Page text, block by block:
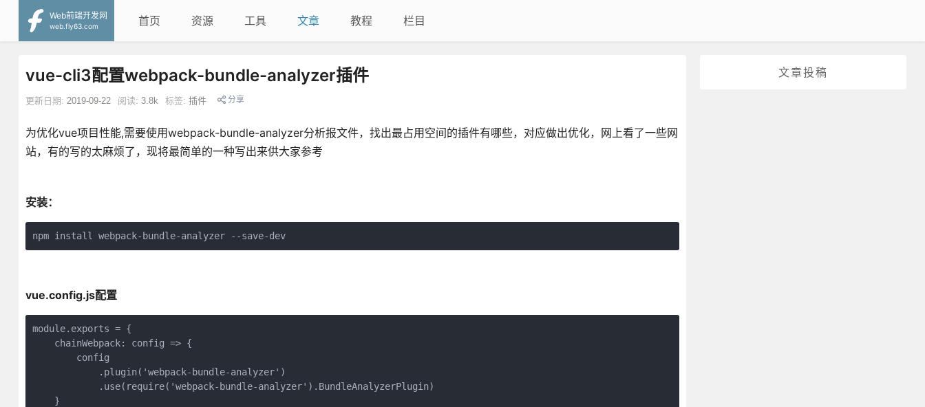
Web前端开发网
web.fly63.com
首页 资源 工具 文章 教程 栏目
文章投稿
vue-cli3配置webpack-bundle-analyzer插件
更新日期: 2019-09-22 阅读: 3.8k 标签: 插件 分享
为优化vue项目性能,需要使用webpack-bundle-analyzer分析报文件，找出最占用空间的插件有哪些，对应做出优化，网上看了一些网
站，有的写的太麻烦了，现将最简单的一种写出来供大家参考
安装：
npm install webpack-bundle-analyzer --save-dev
vue.config.js配置
module.exports = {
    chainWebpack: config => {
        config
            .plugin('webpack-bundle-analyzer')
            .use(require('webpack-bundle-analyzer').BundleAnalyzerPlugin)
    }